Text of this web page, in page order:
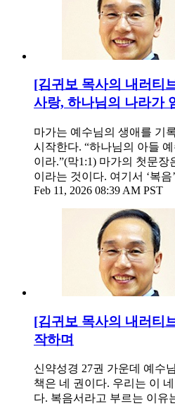
[김귀보 목사의 내러티
사랑, 하나님의 나라가
마가는 예수님의 생애를 기
시작한다. “하나님의 아들
이라.”(막1:1) 마가의 첫문
이라는 것이다. 여기서 ‘복
Feb 11, 2026 08:39 AM PST
[김귀보 목사의 내러티
작하며
신약성경 27권 가운데 예수
책은 네 권이다. 우리는 이
다. 복음서라고 부르는 이유